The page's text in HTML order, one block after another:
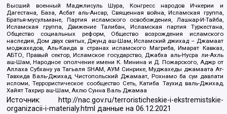
Высший военный Маджлисуль Шура, Конгресс народов Ичкерии и
Дагестана, База, Асбат аль-Ансар, Священная война, Исламская группа,
Братья-мусульмане, Партия исламского освобождения, Лашкар-И-Тайба,
Исламская группа, Движение Талибан, Исламская партия Туркестана,
Общество социальных реформ, Общество возрождения исламского
наследия, Дом двух святых, Джунд аш-Шам, Исламский джихад – Джамаат
моджахедов, Аль-Каида в странах исламского Магриба, Имарат Кавказ,
АБТО, Правый сектор, Исламское государство, Джабха аль-Нусра ли-Ахль
аш-Шам, Народное ополчение имени К. Минина и Д. Пожарского, Аджр от
Аллаха Субхану уа Тагьаля SHAM, АУМ Синрике, Муджахеды джамаата Ат-
Тавхида Валь-Джихад, Чистопольский Джамаат, Рохнамо ба суи давлати
исломи, Террористическое сообщество Сеть, Катиба Таухид валь-Джихад,
Хайят Тахрир аш-Шам, Ахлю Сунна Валь Джамаа
Источник:
http://nac.gov.ru/terroristicheskie-i-ekstremistskie-
organizacii-i-materialy.html данные на06.12.2021